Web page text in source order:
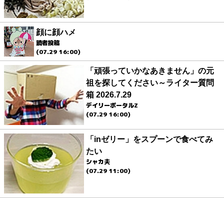
顔に顔ハメ
読者投稿
(07.29 16:00)
「頑張っていかなあきません」の元
祖を探してください～ライター質問
箱 2026.7.29
デイリーポータルZ
(07.29 16:00)
「inゼリー」をスプーンで食べてみ
たい
シャカ夫
(07.29 11:00)